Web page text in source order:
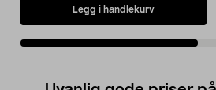
Legg i handlekurv